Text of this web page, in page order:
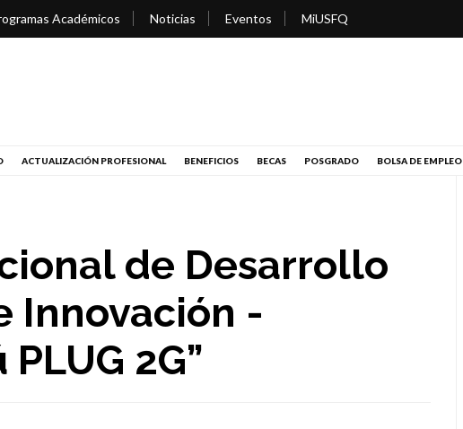
Académicos Noticias Eventos MiUSFQ
ACTUALIZACIÓN PROFESIONAL BENEFICIOS BECAS POSGRADO BOLSA DE EMPLEO
de Desarrollo
Innovación -
2G”